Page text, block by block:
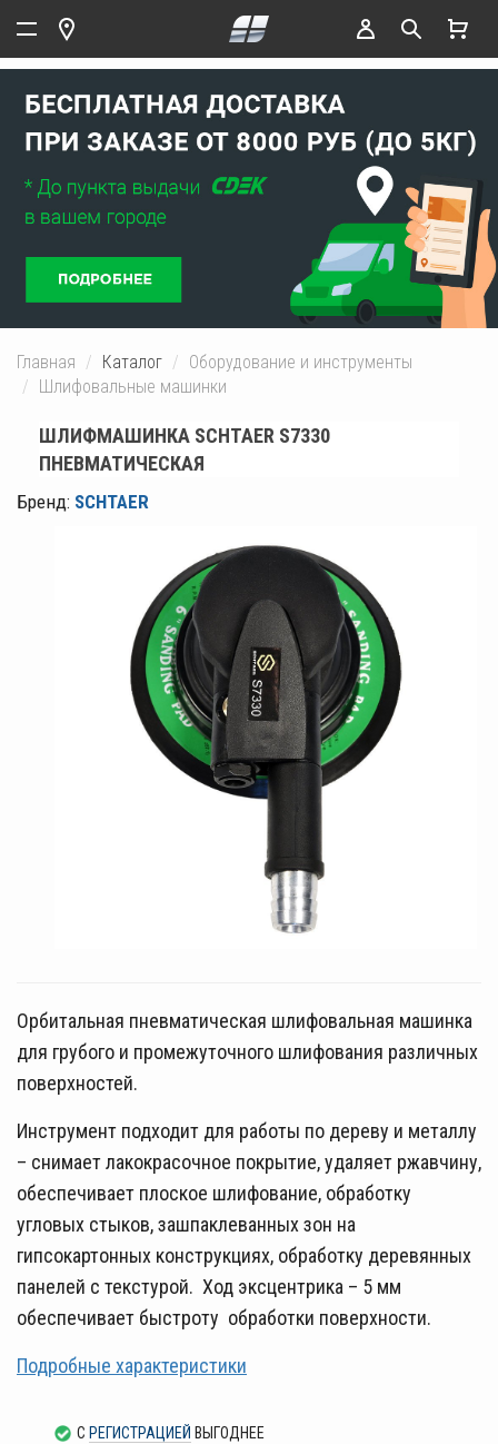
Главная Каталог
Оборудование и инструменты
Шлифовальные машинки
ШЛИФМАШИНКА SCHTAER S7330
ПНЕВМАТИЧЕСКАЯ
Бренд: SCHTAER
Орбитальная пневматическая шлифовальная машинка
для грубого и промежуточного шлифования различных
поверхностей.
Инструмент подходит для работы по дереву и металлу
– снимает лакокрасочное покрытие, удаляет ржавчину,
обеспечивает плоское шлифование, обработку
угловых стыков, зашпаклеванных зон на
гипсокартонных конструкциях, обработку деревянных
панелей с текстурой. Ход эксцентрика – 5 мм
обеспечивает быстроту обработки поверхности.
Подробные характеристики
С РЕГИСТРАЦИЕЙ ВЫГОДНЕЕ